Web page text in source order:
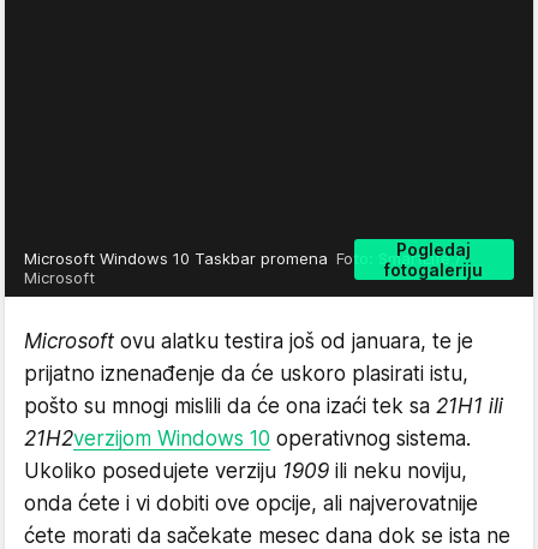
Pogledaj
fotogaleriju
Microsoft Windows 10 Taskbar promena Foto: SmartLife /
Microsoft
Microsoft ovu alatku testira još od januara, te je
prijatno iznenađenje da će uskoro plasirati istu,
pošto su mnogi mislili da će ona izaći tek sa 21H1 ili
21H2verzijom Windows 10 operativnog sistema.
Ukoliko posedujete verziju 1909 ili neku noviju,
onda ćete i vi dobiti ove opcije, ali najverovatnije
ćete morati da sačekate mesec dana dok se ista ne